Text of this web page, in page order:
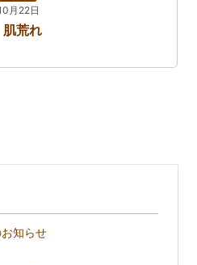
月22日
肌荒れ
知らせ